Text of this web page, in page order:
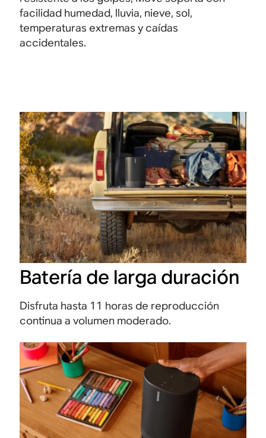
facilidad humedad, lluvia, nieve, sol,
temperaturas extremas y caídas
accidentales.
Batería de larga duración
Disfruta hasta 11 horas de reproducción
continua a volumen moderado.